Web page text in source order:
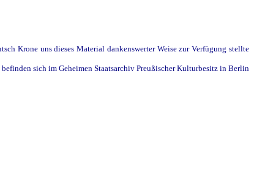
Krone uns dieses Material dankenswerter Weise zur Verfügung stellte
sich im Geheimen Staatsarchiv Preußischer Kulturbesitz in Berlin